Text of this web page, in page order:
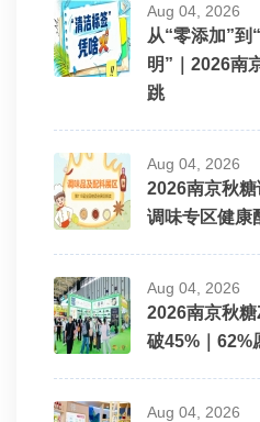
Aug 04, 2026
从“零添加”到
明”｜2026南
跳
Aug 04, 2026
2026南京秋
调味专区健康
Aug 04, 2026
2026南京秋
破45%｜62%
Aug 04, 2026